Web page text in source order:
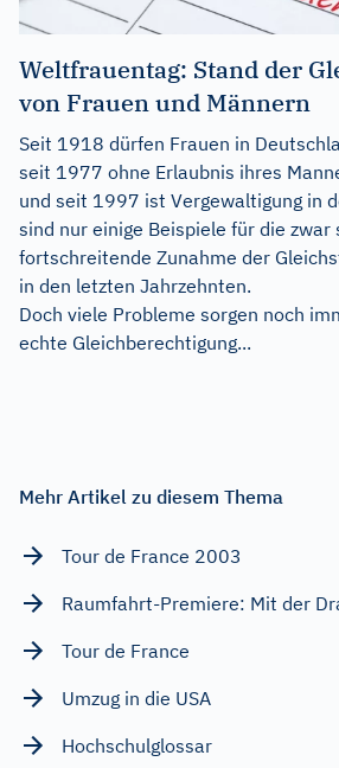
Weltfrauentag: Stand der
von Frauen und Männern
Seit 1918 dürfen Frauen in
seit 1977 ohne Erlaubnis ihres
und seit 1997 ist Vergewaltigung in
sind nur einige Beispiele für die zwar
fortschreitende Zunahme der
in den letzten Jahrzehnten.
Doch viele Probleme sorgen noch
echte Gleichberechtigung...
Mehr Artikel zu diesem Thema
Tour de France 2003
Raumfahrt-Premiere: Mit der
Tour de France
Umzug in die USA
Hochschulglossar